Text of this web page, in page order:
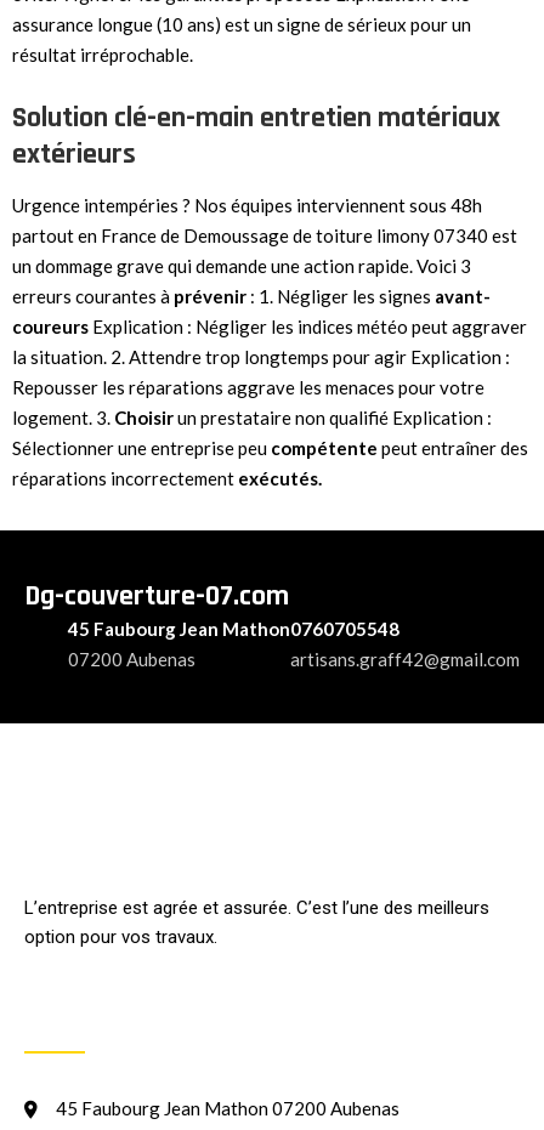
assurance longue (10 ans) est un signe de sérieux pour un
résultat irréprochable.
Solution clé-en-main entretien matériaux
extérieurs
Urgence intempéries ? Nos équipes interviennent sous 48h
partout en France de Demoussage de toiture limony 07340 est
un dommage grave qui demande une action rapide. Voici 3
erreurs courantes à prévenir : 1. Négliger les signes avant-
coureurs Explication : Négliger les indices météo peut aggraver
la situation. 2. Attendre trop longtemps pour agir Explication :
Repousser les réparations aggrave les menaces pour votre
logement. 3. Choisirun prestataire non qualifié Explication :
Sélectionner une entreprise peu compétente peut entraîner des
réparations incorrectement exécutés.
Dg-couverture-07.com
45 Faubourg Jean Mathon
07200 Aubenas
0760705548
artisans.graff42@gmail.com
L’entreprise est agrée et assurée. C’est l’une des meilleurs
option pour vos travaux.
45 Faubourg Jean Mathon 07200 Aubenas